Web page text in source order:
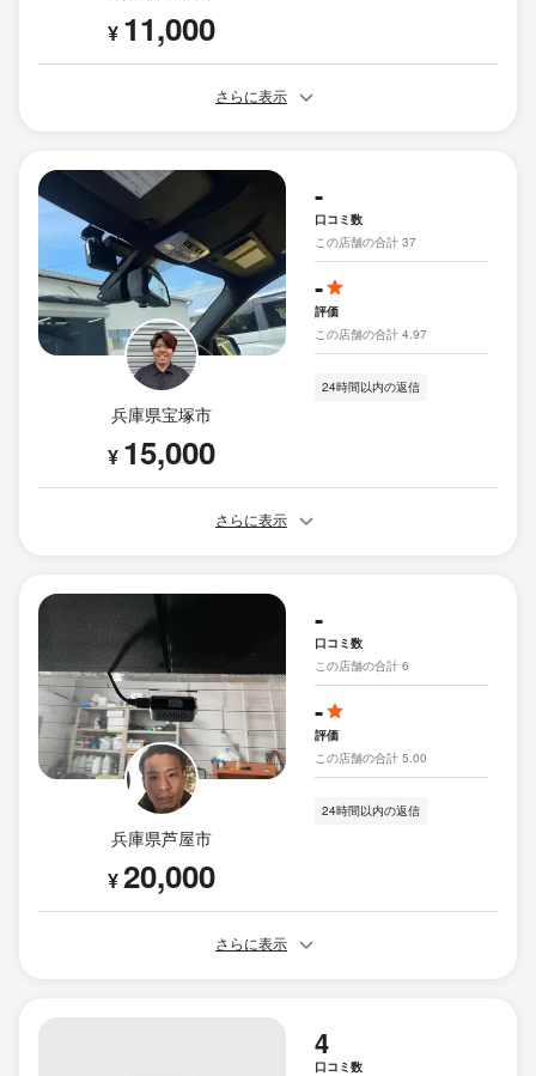
¥ 11,000
さらに表示
兵庫県宝塚市
¥ 15,000
-
口コミ数
この店舗の合計 37
-
評価
この店舗の合計 4.97
24時間以内の返信
さらに表示
兵庫県芦屋市
¥20,000
-
口コミ数
この店舗の合計 6
-
評価
この店舗の合計 5.00
24時間以内の返信
さらに表示
4
口コミ数